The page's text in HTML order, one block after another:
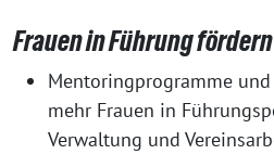
Frauen in Führung fördern
Mentoringprogramme
mehr Frauen in
Verwaltung und